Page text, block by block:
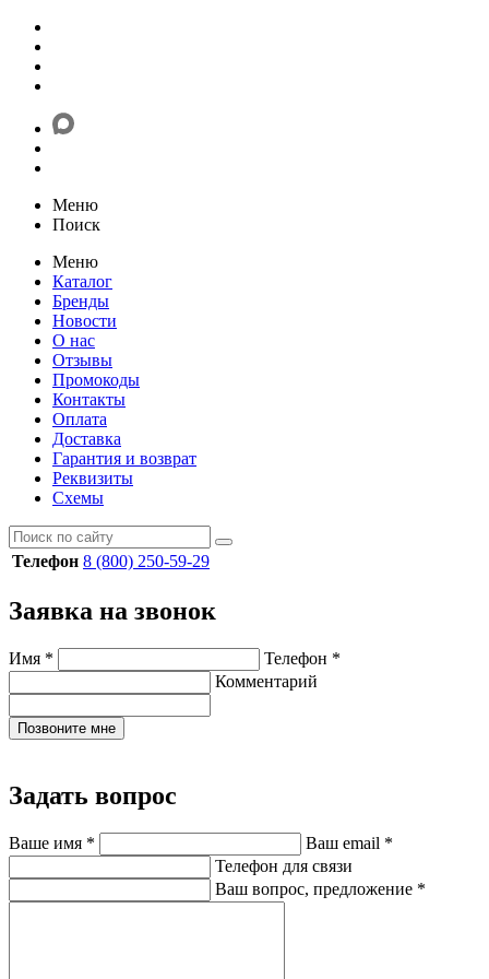
Меню
Поиск
Меню
Каталог
Бренды
Новости
О нас
Отзывы
Промокоды
Контакты
Оплата
Доставка
Гарантия и возврат
Реквизиты
Схемы
Телефон 8 (800) 250-59-29
Заявка на звонок
Имя * Телефон *
Комментарий
Позвоните мне
Задать вопрос
Ваше имя * Ваш email *
Телефон для связи
Ваш вопрос, предложение *